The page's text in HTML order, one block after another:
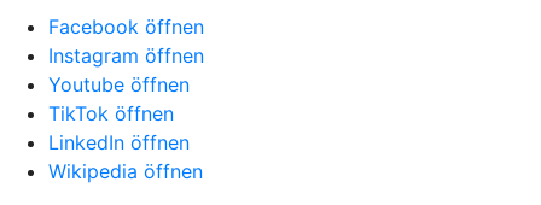
Facebook öffnen
Instagram öffnen
Youtube öffnen
TikTok öffnen
LinkedIn öffnen
Wikipedia öffnen